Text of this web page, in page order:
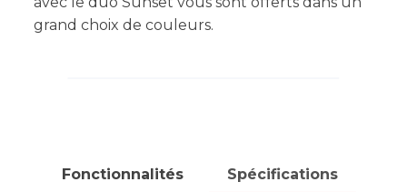
grand choix de couleurs.
Fonctionnalités Spécifications